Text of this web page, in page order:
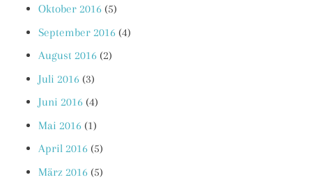
Oktober 2016 (5)
September 2016 (4)
August 2016 (2)
Juli 2016 (3)
Juni 2016 (4)
Mai 2016 (1)
April 2016 (5)
März 2016 (5)